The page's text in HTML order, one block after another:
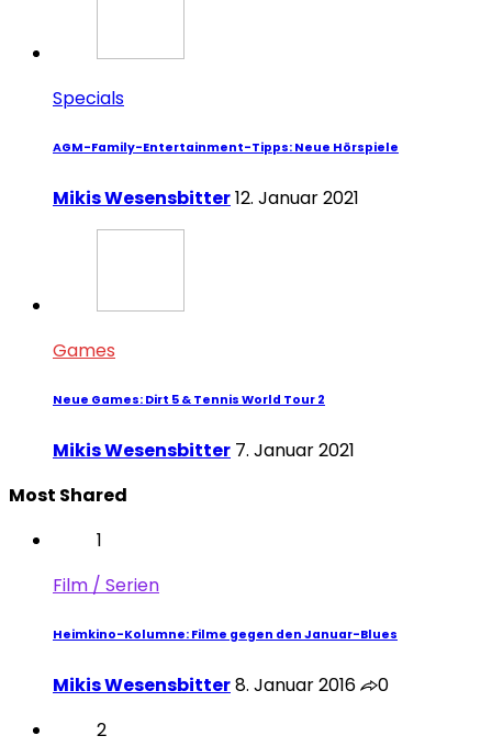
Specials
AGM-Family-Entertainment-Tipps: Neue Hörspiele
Mikis Wesensbitter12. Januar 2021
Games
Neue Games: Dirt 5 & Tennis World Tour 2
Mikis Wesensbitter 7. Januar 2021
Most Shared
1
Film / Serien
Heimkino-Kolumne: Filme gegen den Januar-Blues
Mikis Wesensbitter8. Januar 2016
0
2